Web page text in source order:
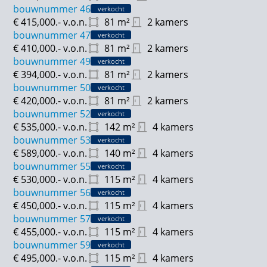
- alle woningen zijn voorzien van een
luchtwarmtepomp, vloerverwarming op alle
verdiepingen en zonnepanelen
- Oprit voor 1 of 2 auto's en een aangebouwde
garage
- ruime voor-/ en achtertuinen
bouwnummer 46
verkocht
81 m² 2 kamers
€ 415,000.-v.o.n.
bouwnummer 47
verkocht
81 m² 2 kamers
€ 410,000.-v.o.n.
bouwnummer 49
verkocht
81 m² 2 kamers
€ 394,000.-v.o.n.
bouwnummer 50
verkocht
81 m² 2 kamers
€ 420,000.-v.o.n.
bouwnummer 52
verkocht
142 m² 4 kamers
€ 535,000.-v.o.n.
bouwnummer 53
verkocht
140 m² 4 kamers
€ 589,000.-v.o.n.
bouwnummer 55
verkocht
115 m² 4 kamers
€ 530,000.-v.o.n.
bouwnummer 56
verkocht
115 m² 4 kamers
€ 450,000.-v.o.n.
bouwnummer 57
verkocht
115 m² 4 kamers
€ 455,000.-v.o.n.
bouwnummer 59
verkocht
115 m² 4 kamers
€ 495,000.-v.o.n.